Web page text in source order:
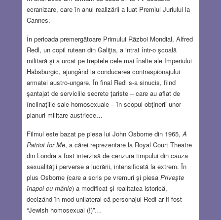
ecranizare, care în anul realizării a luat Premiul Juriului la
Cannes.
În perioada premergătoare Primului Război Mondial, Alfred
Redl, un copil rutean din Galiţia, a intrat într-o şcoală
militară şi a urcat pe treptele cele mai înalte ale Imperiului
Habsburgic, ajungând la conducerea contraspionajului
armatei austro-ungare. În final Redl s-a sinucis, fiind
şantajat de serviciile secrete ţariste – care au aflat de
înclinaţiile sale homosexuale – în scopul obţinerii unor
planuri militare austriece…
Filmul este bazat pe piesa lui John Osborne din 1965,A
Patriot for Me, a cărei reprezentare la Royal Court Theatre
din Londra a fost interzisă de cenzura timpului din cauza
sexualităţii perverse a lucrării, intensificată la extrem. În
plus Osborne (care a scris pe vremuri şi piesa Priveşte
înapoi cu mânie) a modificat şi realitatea istorică,
decizând în mod unilateral că personajul Redl ar fi fost
“Jewish homosexual (!)”…